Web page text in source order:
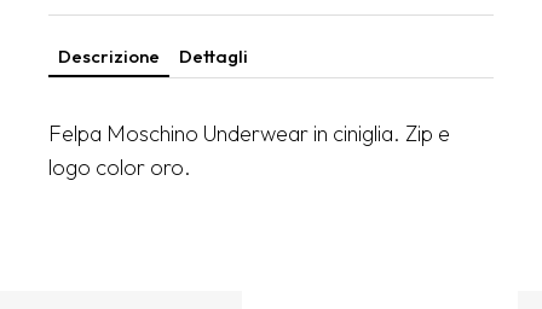
Descrizione Dettagli
Felpa Moschino Underwear in ciniglia. Zip e
logo color oro.